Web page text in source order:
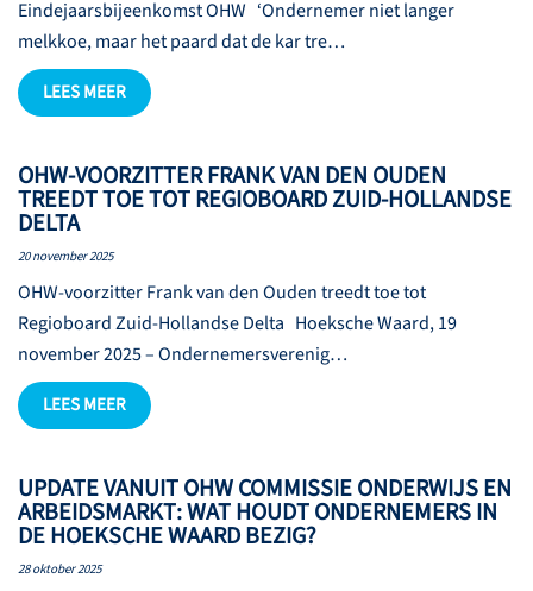
Eindejaarsbijeenkomst OHW ‘Ondernemer niet langer
melkkoe, maar het paard dat de kar tre…
LEES MEER
OHW-VOORZITTER FRANK VAN DEN OUDEN
TREEDT TOE TOT REGIOBOARD ZUID-HOLLANDSE
DELTA
20 november 2025
OHW-voorzitter Frank van den Ouden treedt toe tot
Regioboard Zuid-Hollandse Delta Hoeksche Waard, 19
november 2025 – Ondernemersverenig…
LEES MEER
UPDATE VANUIT OHW COMMISSIE ONDERWIJS EN
ARBEIDSMARKT: WAT HOUDT ONDERNEMERS IN
DE HOEKSCHE WAARD BEZIG?
28 oktober 2025